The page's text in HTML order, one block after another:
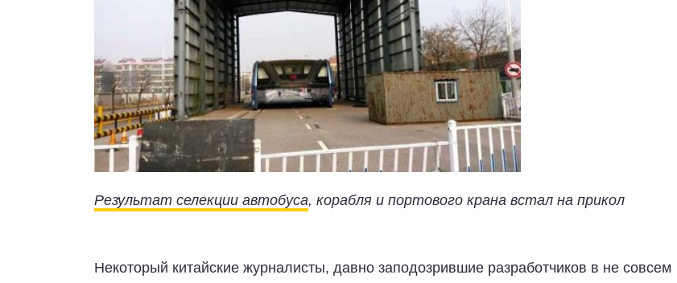
Результат селекции автобуса, корабля и портового крана встал на прикол
Некоторый китайские журналисты, давно заподозрившие разработчиков в не совсем